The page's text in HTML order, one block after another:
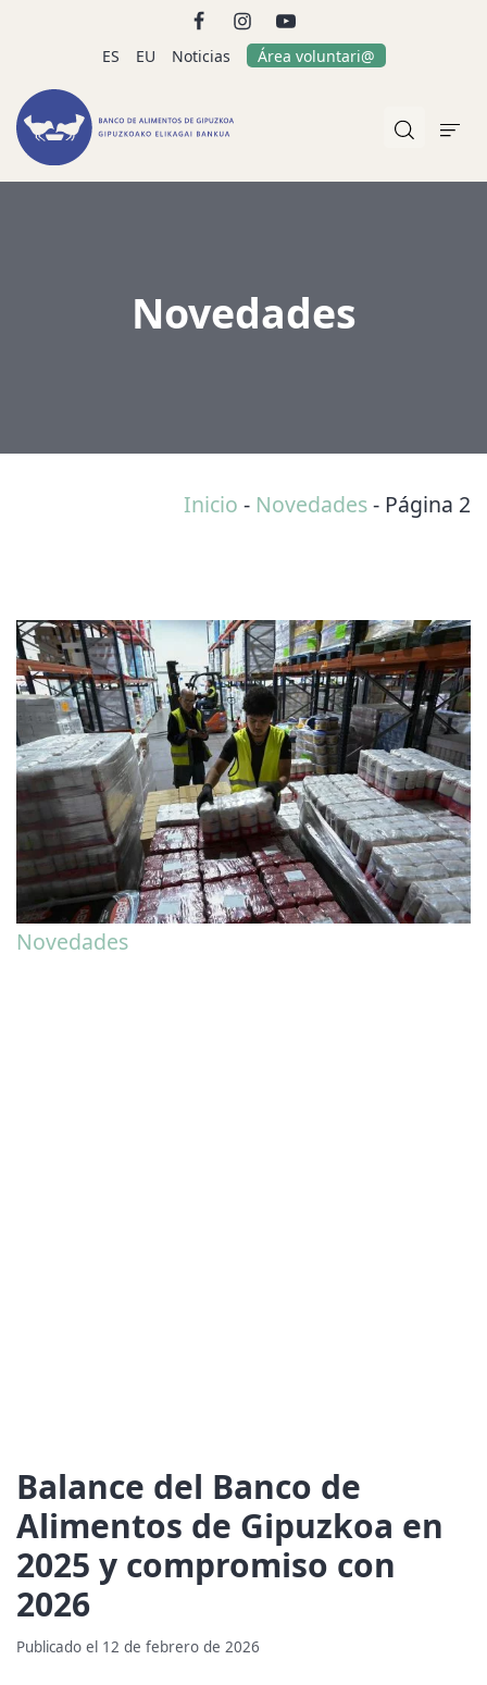
ES EU Noticias Área voluntari@
Novedades
Inicio - Novedades- Página 2
Novedades
Balance del Banco de
Alimentos de Gipuzkoa en
2025 y compromiso con
2026
Publicado el 12 de febrero de 2026